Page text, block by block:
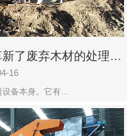
了废弃木材的处理模
16
备本身。它有…